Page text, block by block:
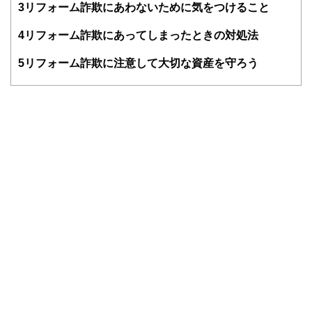
護士、税理士、宅地建物取引士、相続診断士、住宅ローンア
士、行政書士、投資アナリスト、キャリアコンサルタントな
かしく感じられる年金や税金、相続、保険、ローンなどの話
3リフォーム詐欺にあわないために気をつけること
4リフォーム詐欺にあってしまったときの対処法
5リフォーム詐欺に注意して大切な資産を守ろう